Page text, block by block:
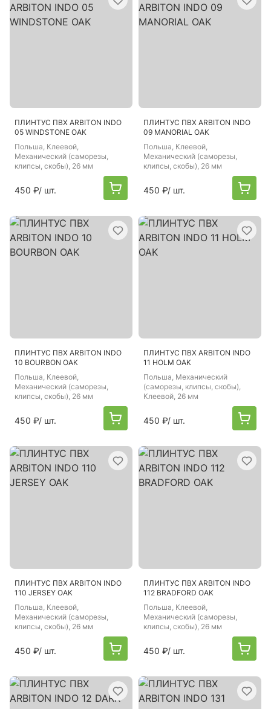
ПЛИНТУС ПВХ ARBITON INDO
05 WINDSTONE OAK
Польша, Клеевой,
Механический (саморезы,
клипсы, скобы), 26 мм
450 ₽/ шт.
ПЛИНТУС ПВХ ARBITON INDO
09 MANORIAL OAK
Польша, Клеевой,
Механический (саморезы,
клипсы, скобы), 26 мм
450 ₽/ шт.
ПЛИНТУС ПВХ ARBITON INDO
10 BOURBON OAK
Польша, Клеевой,
Механический (саморезы,
клипсы, скобы), 26 мм
450 ₽/ шт.
ПЛИНТУС ПВХ ARBITON INDO
11 HOLM OAK
Польша, Механический
(саморезы, клипсы, скобы),
Клеевой, 26 мм
450 ₽/ шт.
ПЛИНТУС ПВХ ARBITON INDO
110 JERSEY OAK
Польша, Клеевой,
Механический (саморезы,
клипсы, скобы), 26 мм
450 ₽/ шт.
ПЛИНТУС ПВХ ARBITON INDO
112 BRADFORD OAK
Польша, Клеевой,
Механический (саморезы,
клипсы, скобы), 26 мм
450 ₽/ шт.